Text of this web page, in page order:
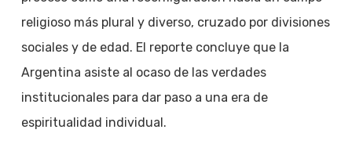
religioso más plural y diverso, cruzado por divisiones
sociales y de edad. El reporte concluye que la
Argentina asiste al ocaso de las verdades
institucionales para dar paso a una era de
espiritualidad individual.